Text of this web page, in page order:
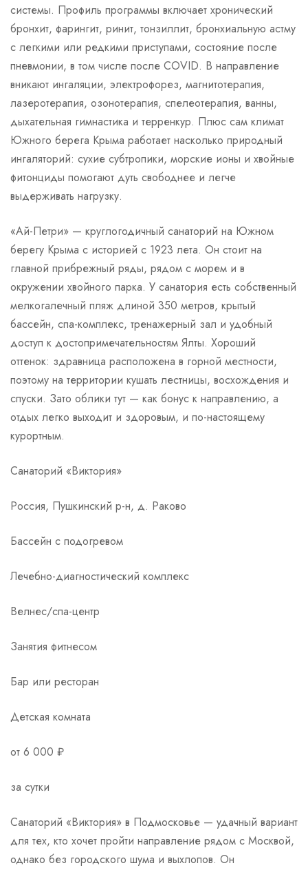
системы. Профиль программы включает хронический
бронхит, фарингит, ринит, тонзиллит, бронхиальную астму
с легкими или редкими приступами, состояние после
пневмонии, в том числе после COVID. В направление
вникают ингаляции, электрофорез, магнитотерапия,
лазеротерапия, озонотерапия, спелеотерапия, ванны,
дыхательная гимнастика и терренкур. Плюс сам климат
Южного берега Крыма работает насколько природный
ингаляторий: сухие субтропики, морские ионы и хвойные
фитонциды помогают дуть свободнее и легче
выдерживать нагрузку.
«Ай-Петри» — круглогодичный санаторий на Южном
берегу Крыма с историей с 1923 лета. Он стоит на
главной прибрежный ряды, рядом с морем и в
окружении хвойного парка. У санатория есть собственный
мелкогалечный пляж длиной 350 метров, крытый
бассейн, спа-комплекс, тренажерный зал и удобный
доступ к достопримечательностям Ялты. Хороший
оттенок: здравница расположена в горной местности,
поэтому на территории кушать лестницы, восхождения и
спуски. Зато облики тут — как бонус к направлению, а
отдых легко выходит и здоровым, и по-настоящему
курортным.
Санаторий «Виктория»
Россия, Пушкинский р-н, д. Раково
Бассейн с подогревом
Лечебно-диагностический комплекс
Велнес/спа-центр
Занятия фитнесом
Бар или ресторан
Детская комната
от 6 000 ₽
за сутки
Санаторий «Виктория» в Подмосковье — удачный вариант
для тех, кто хочет пройти направление рядом с Москвой,
однако без городского шума и выхлопов. Он